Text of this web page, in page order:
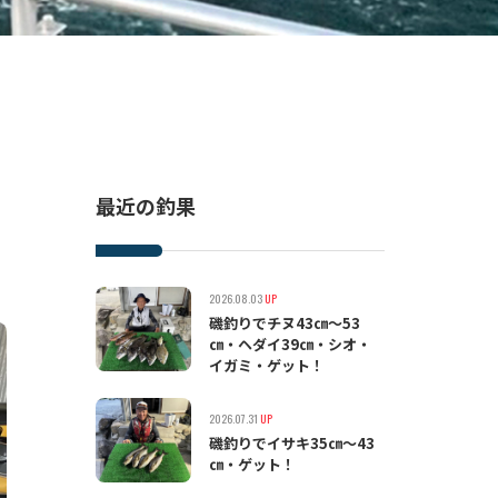
最近の釣果
2026.08.03UP
磯釣りでチヌ43㎝〜53
㎝・ヘダイ39㎝・シオ・
イガミ・ゲット！
2026.07.31 UP
磯釣りでイサキ35㎝〜43
㎝・ゲット！